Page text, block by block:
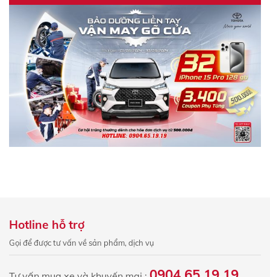
Hotline hỗ trợ
Gọi để được tư vấn về sản phẩm, dịch vụ